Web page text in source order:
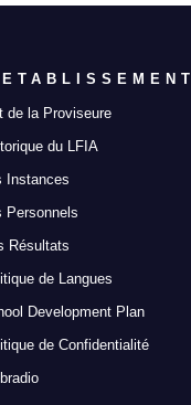
de la Proviseure
du LFIA
Instances
Personnels
Résultats
de Langues
Development Plan
de Confidentialité